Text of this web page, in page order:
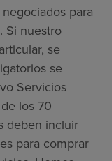
para
Si nuestro
se
se
Servicios
los 70
deben incluir
para comprar